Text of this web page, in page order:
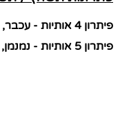
פיתרון 4 אותיות - עכבר, סנאי, נברן, דורבן,בונה
פיתרון 5 אותיות - נמנמן, ירבוע, חולדה,גרביל